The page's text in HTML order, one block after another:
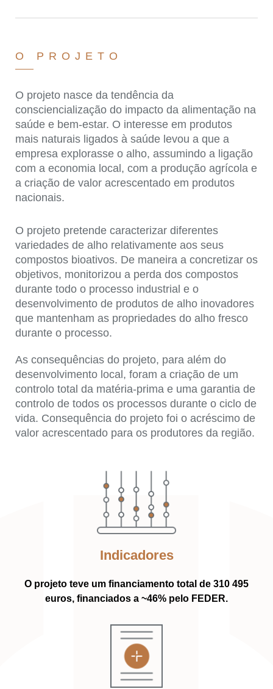
O PROJETO
O projeto nasce da tendência da
consciencialização do impacto da alimentação na
saúde e bem-estar. O interesse em produtos
mais naturais ligados à saúde levou a que a
empresa explorasse o alho, assumindo a ligação
com a economia local, com a produção agrícola e
a criação de valor acrescentado em produtos
nacionais.
O projeto pretende caracterizar diferentes
variedades de alho relativamente aos seus
compostos bioativos. De maneira a concretizar os
objetivos, monitorizou a perda dos compostos
durante todo o processo industrial e o
desenvolvimento de produtos de alho inovadores
que mantenham as propriedades do alho fresco
durante o processo.
As consequências do projeto, para além do
desenvolvimento local, foram a criação de um
controlo total da matéria-prima e uma garantia de
controlo de todos os processos durante o ciclo de
vida. Consequência do projeto foi o acréscimo de
valor acrescentado para os produtores da região.
Indicadores
O projeto teve um financiamento total de 310 495
euros, financiados a ~46% pelo FEDER.